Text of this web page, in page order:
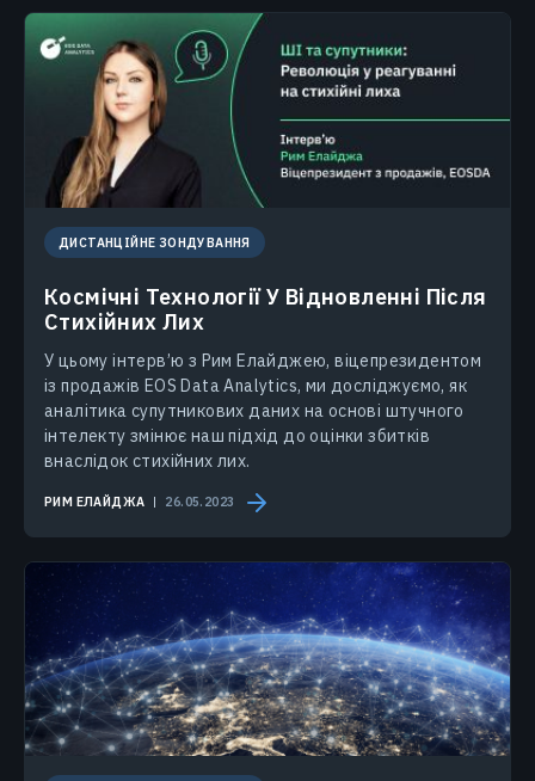
ДИСТАНЦІЙНЕ ЗОНДУВАННЯ
Космічні Технології У Відновленні Після
Стихійних Лих
У цьому інтерв’ю з Рим Елайджею, віцепрезидентом
із продажів EOS Data Analytics, ми досліджуємо, як
аналітика супутникових даних на основі штучного
інтелекту змінює наш підхід до оцінки збитків
внаслідок стихійних лих.
РИМ ЕЛАЙДЖА 26.05.2023